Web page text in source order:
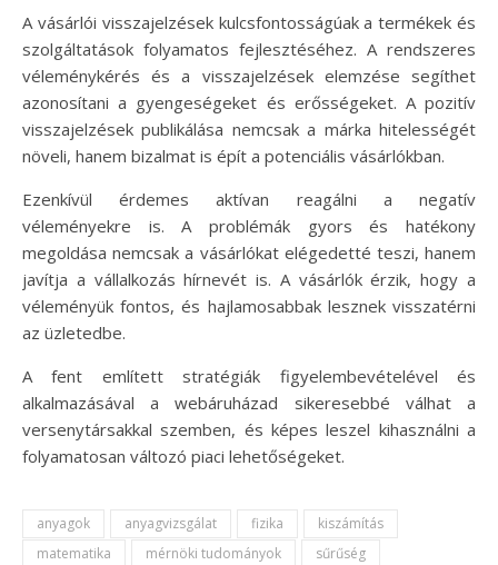
A vásárlói visszajelzések kulcsfontosságúak a termékek és
szolgáltatások folyamatos fejlesztéséhez. A rendszeres
véleménykérés és a visszajelzések elemzése segíthet
azonosítani a gyengeségeket és erősségeket. A pozitív
visszajelzések publikálása nemcsak a márka hitelességét
növeli, hanem bizalmat is épít a potenciális vásárlókban.
Ezenkívül érdemes aktívan reagálni a negatív
véleményekre is. A problémák gyors és hatékony
megoldása nemcsak a vásárlókat elégedetté teszi, hanem
javítja a vállalkozás hírnevét is. A vásárlók érzik, hogy a
véleményük fontos, és hajlamosabbak lesznek visszatérni
az üzletedbe.
A fent említett stratégiák figyelembevételével és
alkalmazásával a webáruházad sikeresebbé válhat a
versenytársakkal szemben, és képes leszel kihasználni a
folyamatosan változó piaci lehetőségeket.
anyagok anyagvizsgálat fizika
kiszámítás
matematika
mérnöki tudományok
sűrűség